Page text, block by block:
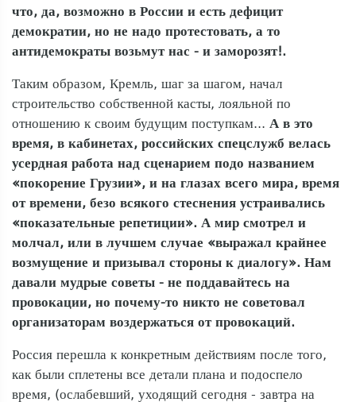
что, да, возможно в России и есть дефицит
демократии, но не надо протестовать, а то
антидемократы возьмут нас - и заморозят!.
Таким образом, Кремль, шаг за шагом, начал
строительство собственной касты, лояльной по
отношению к своим будущим поступкам... А в это
время, в кабинетах, российских спецслужб велась
усердная работа над сценарием подо названием
«покорение Грузии», и на глазах всего мира, время
от времени, безо всякого стеснения устраивались
«показательные репетиции». А мир смотрел и
молчал, или в лучшем случае «выражал крайнее
возмущение и призывал стороны к диалогу». Нам
давали мудрые советы - не поддавайтесь на
провокации, но почему-то никто не советовал
организаторам воздержаться от провокаций.
Россия перешла к конкретным действиям после того,
как были сплетены все детали плана и подоспело
время, (ослабевший, уходящий сегодня - завтра на